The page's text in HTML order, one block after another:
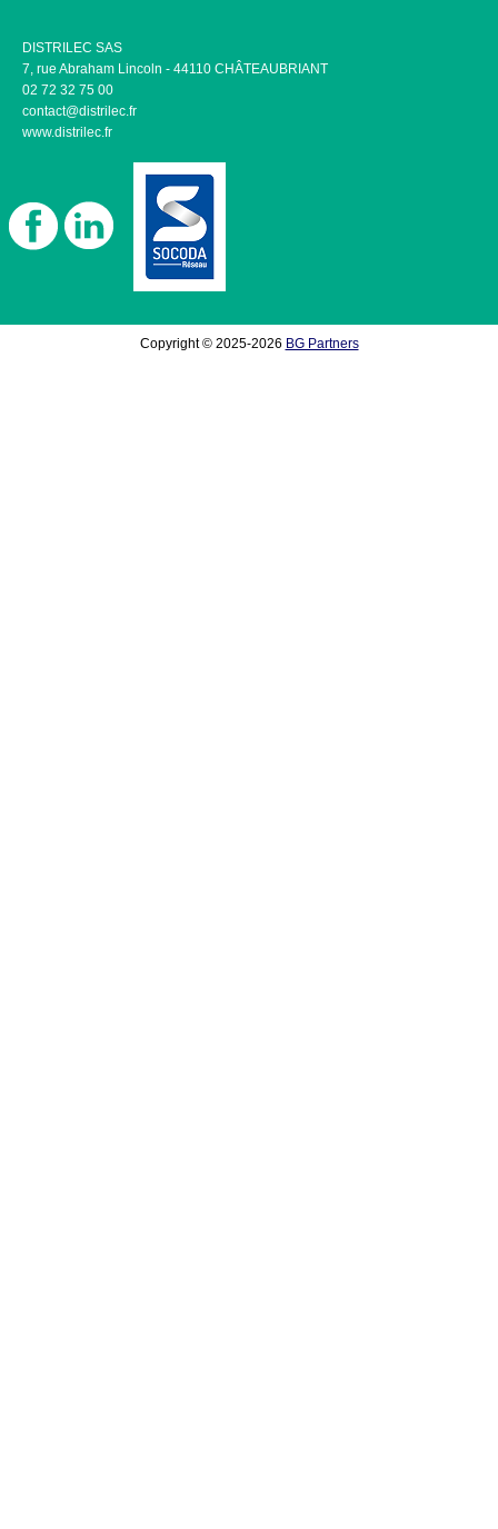
DISTRILEC SAS
7, rue Abraham Lincoln - 44110 CHÂTEAUBRIANT
02 72 32 75 00
contact@distrilec.fr
www.distrilec.fr
Copyright © 2025-2026 BG Partners